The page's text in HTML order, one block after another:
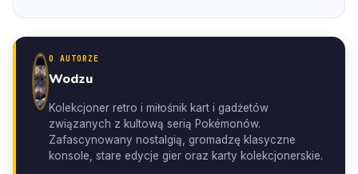
O AUTORZE
Wodzu
Kolekcjoner retro i miłośnik kart i gadżetów
związanych z kultową serią Pokémonów.
Zafascynowany nostalgią, gromadzę klasyczne
konsole, stare edycje gier oraz karty kolekcjonerskie.